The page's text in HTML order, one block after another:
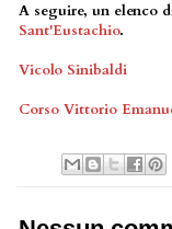
A seguire, un elenco
Sant'Eustachio.
Vicolo Sinibaldi
Corso Vittorio